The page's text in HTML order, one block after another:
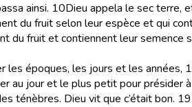
ainsi. 10Dieu appela le sec terre,
du fruit selon leur espèce et qui
du fruit et contiennent leur semence
les époques, les jours et les années,
au jour et le plus petit pour présider
ténèbres. Dieu vit que c’était bon. 19